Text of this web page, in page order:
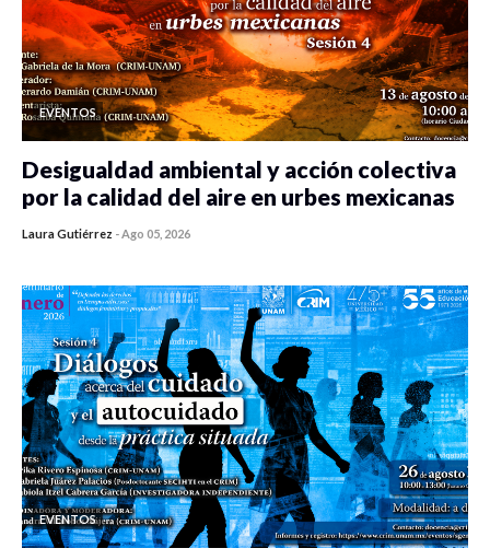
EVENTOS
Desigualdad ambiental y acción colectiva
por la calidad del aire en urbes mexicanas
Laura Gutiérrez -Ago 05, 2026
EVENTOS